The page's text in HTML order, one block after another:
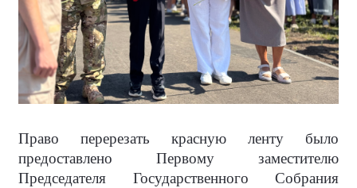
Право перерезать красную ленту было
предоставлено Первому заместителю
Председателя Государственного Собрания